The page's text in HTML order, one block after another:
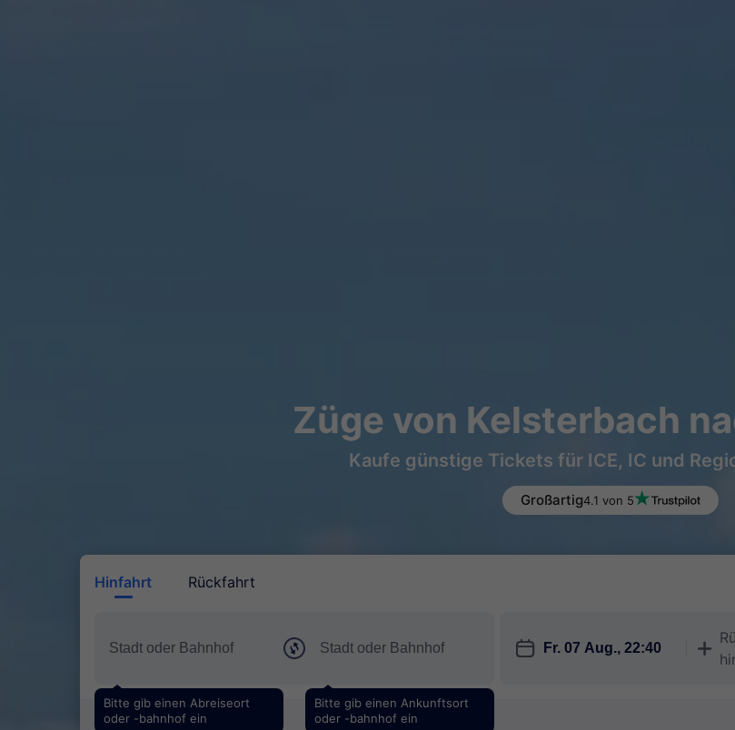
Züge von Kelsterbach
Kaufe günstige Tickets für ICE, IC und
Großartig4.1 von 5
Hinfahrt Rückfahrt
Bitte gib einen Abreiseort
oder -bahnhof ein
Bitte gib einen Ankunftsort
oder -bahnhof ein
󱎗 󱅇